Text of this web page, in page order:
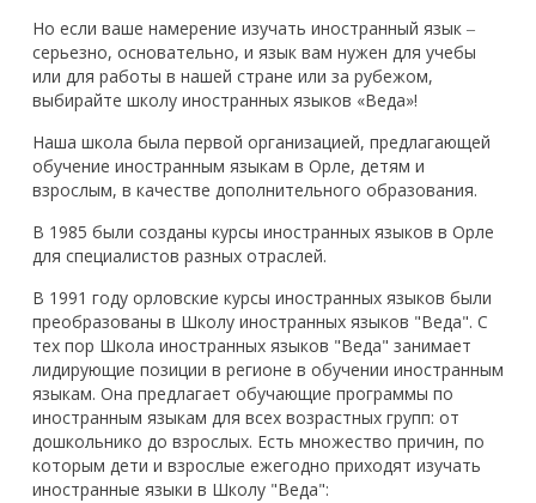
Но если ваше намерение изучать иностранный язык ‒
серьезно, основательно, и язык вам нужен для учебы
или для работы в нашей стране или за рубежом,
выбирайте школу иностранных языков «Веда»!
Наша школа была первой организацией, предлагающей
обучение иностранным языкам в Орле, детям и
взрослым, в качестве дополнительного образования.
В 1985 были созданы курсы иностранных языков в Орле
для специалистов разных отраслей.
В 1991 году орловские курсы иностранных языков были
преобразованы в Школу иностранных языков "Веда". С
тех пор Школа иностранных языков "Веда" занимает
лидирующие позиции в регионе в обучении иностранным
языкам. Она предлагает обучающие программы по
иностранным языкам для всех возрастных групп: от
дошкольнико до взрослых. Есть множество причин, по
которым дети и взрослые ежегодно приходят изучать
иностранные языки в Школу "Веда":